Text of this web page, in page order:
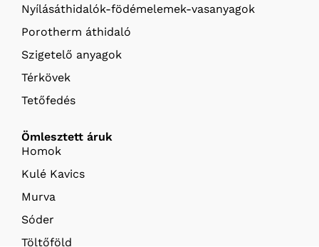
Nyílásáthidalók-födémelemek-vasanyagok
Porotherm áthidaló
Szigetelő anyagok
Térkövek
Tetőfedés
Ömlesztett áruk
Homok
Kulé Kavics
Murva
Sóder
Töltőföld